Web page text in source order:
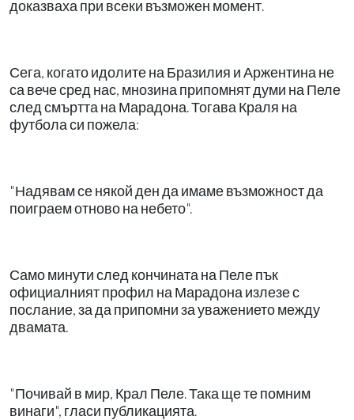
доказваха при всеки възможен момент.
Сега, когато идолите на Бразилия и Аржентина не
са вече сред нас, мнозина припомнят думи на Пеле
след смъртта на Марадона. Тогава Краля на
футбола си пожела:
"Надявам се някой ден да имаме възможност да
поиграем отново на небето".
Само минути след кончината на Пеле пък
официалният профил на Марадона излезе с
послание, за да припомни за уважението между
двамата.
"Почивай в мир, Крал Пеле. Така ще те помним
винаги", гласи публикацията.